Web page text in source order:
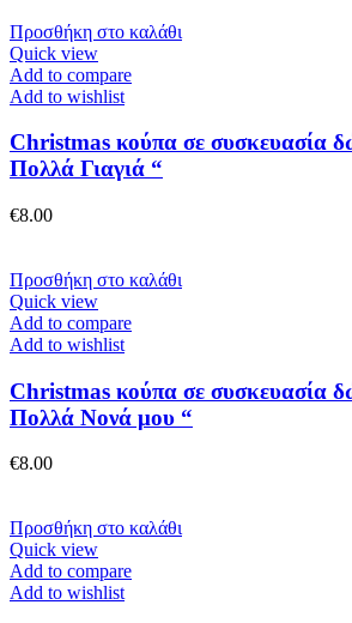
Προσθήκη στο καλάθι
Quick view
Add to compare
Add to wishlist
Christmas κούπα σε συσκευασία
Πολλά Γιαγιά “
€8.00
Προσθήκη στο καλάθι
Quick view
Add to compare
Add to wishlist
Christmas κούπα σε συσκευασία
Πολλά Νονά μου “
€8.00
Προσθήκη στο καλάθι
Quick view
Add to compare
Add to wishlist